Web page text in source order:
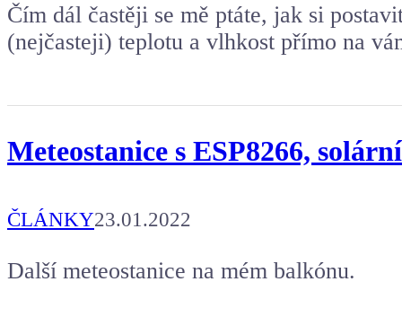
Čím dál častěji se mě ptáte, jak si
(nejčasteji) teplotu a vlhkost přímo na
Meteostanice s ESP8266,
ČLÁNKY23.01.2022
Další meteostanice na mém balkónu.